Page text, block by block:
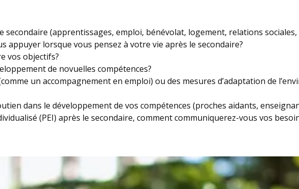
(apprentissages, emploi, bénévolat, logement, relations sociales,
appuyer lorsque vous pensez à votre vie après le secondaire?
vos objectifs?
de novuelles compétences?
un accompagnement en emploi) ou des mesures d’adaptation de
dans le développement de vos compétences (proches aidants,
(PEI) après le secondaire, comment communiquerez-vous vos